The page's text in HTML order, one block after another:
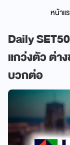
หน้าแ
Daily
แกว่งตัว ต่า
บวกต่อ